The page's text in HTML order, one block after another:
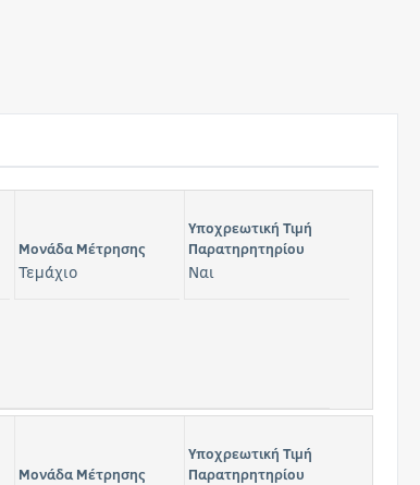
Μονάδα Μέτρησης
Τεμάχιο
Υποχρεωτική Τιμή
Παρατηρητηρίου
Ναι
Μονάδα Μέτρησης
Υποχρεωτική Τιμή
Παρατηρητηρίου